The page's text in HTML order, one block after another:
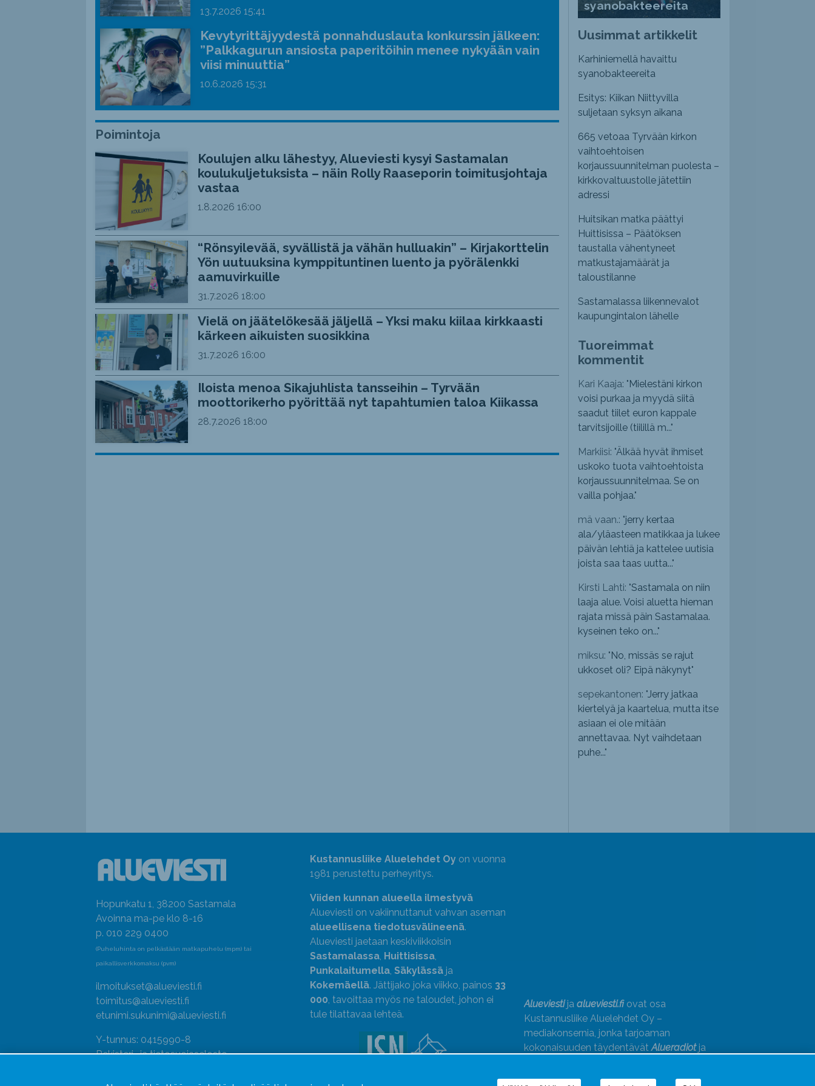
pienemmäksi.
13.7.2026 15:41
Kevytyrittäjyydestä ponnahduslauta konkurssin jälkeen:
”Palkkagurun ansiosta paperitöihin menee nykyään vain
viisi minuuttia”
10.6.2026 15:31
Poimintoja
Koulujen alku lähestyy, Alueviesti kysyi Sastamalan
koulukuljetuksista – näin Rolly Raaseporin toimitusjohtaja
vastaa
1.8.2026 16:00
“Rönsyilevää, syvällistä ja vähän hulluakin” – Kirjakorttelin
Yön uutuuksina kymppituntinen luento ja pyörälenkki
aamuvirkuille
31.7.2026 18:00
Vielä on jäätelökesää jäljellä – Yksi maku kiilaa kirkkaasti
kärkeen aikuisten suosikkina
31.7.2026 16:00
Iloista menoa Sikajuhlista tansseihin – Tyrvään
moottorikerho pyörittää nyt tapahtumien taloa Kiikassa
28.7.2026 18:00
syanobakteereita
Uusimmat artikkelit
Karhiniemellä havaittu
syanobakteereita
Esitys: Kiikan Niittyvilla
suljetaan syksyn aikana
665 vetoaa Tyrvään kirkon
vaihtoehtoisen
korjaussuunnitelman puolesta –
kirkkovaltuustolle jätettiin
adressi
Huitsikan matka päättyi
Huittisissa – Päätöksen
taustalla vähentyneet
matkustajamäärät ja
taloustilanne
Sastamalassa liikennevalot
kaupungintalon lähelle
Tuoreimmat
kommentit
Kari Kaaja: " Mielestäni kirkon
voisi purkaa ja myydä siitä
saadut tiilet euron kappale
tarvitsijoille (tiilillä m..."
Markiisi: "Älkää hyvät ihmiset
uskoko tuota vaihtoehtoista
korjaussuunnitelmaa. Se on
vailla pohjaa."
mä vaan.: "jerry kertaa
ala/yläasteen matikkaa ja lukee
päivän lehtiä ja kattelee uutisia
joista saa taas uutta..."
Kirsti Lahti: "Sastamala on niin
laaja alue. Voisi aluetta hieman
rajata missä päin Sastamalaa.
kyseinen teko on..."
miksu: " No, missäs se rajut
ukkoset oli? Eipä näkynyt"
sepekantonen: "Jerry jatkaa
kiertelyä ja kaartelua, mutta itse
asiaan ei ole mitään
annettavaa. Nyt vaihdetaan
puhe..."
Hopunkatu 1, 38200 Sastamala
Avoinna ma-pe klo 8-16
p. 010 229 0400
(Puheluhinta on pelkästään matkapuhelu (mpm) tai
paikallisverkkomaksu (pvm)
ilmoitukset@alueviesti.fi
toimitus@alueviesti.fi
etunimi.sukunimi@alueviesti.fi
Y-tunnus: 0415990-8
Rekisteri- ja tietosuojaseloste
Kustannusliike Aluelehdet Oyon vuonna
1981 perustettu perheyritys.
Viiden kunnan alueella ilmestyvä
Alueviesti on vakiinnuttanut vahvan aseman
alueellisena tiedotusvälineenä.
Alueviesti jaetaan keskiviikkoisin
Sastamalassa, Huittisissa,
Punkalaitumella, Säkylässäja
Kokemäellä. Jättijako joka viikko, painos 33
000, tavoittaa myös ne taloudet, johon ei
tule tilattavaa lehteä.
Alueviestija alueviesti.fiovat osa
Kustannusliike Aluelehdet Oy –
mediakonsernia, jonka tarjoaman
kokonaisuuden täydentävätAlueradiotja